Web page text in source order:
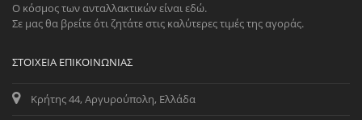
Ο κόσμος των ανταλλακτικών είναι εδώ.
Σε μας θα βρείτε ότι ζητάτε στις καλύτερες τιμές της αγοράς.
ΣΤΟΙΧΕΊΑ ΕΠΙΚΟΙΝΩΝΊΑΣ
Κρήτης 44, Αργυρούπολη, Ελλάδα